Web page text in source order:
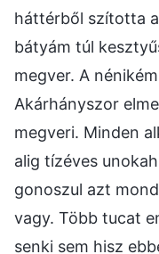
háttérből szította
bátyám túl
megver. A
Akárhányszor
megveri. Minden
alig tízéves
gonoszul azt
vagy. Több tucat
senki sem hisz